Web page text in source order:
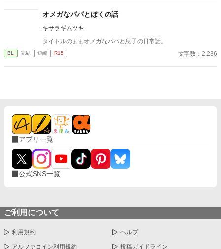
オメガなパパとぼくの話
キサラギムツキ
タイトルのままオメガなパパと息子の日常話。
BL 完結 短編 R15 文字数：2,236
アプリ一覧
公式SNS一覧
ご利用について
利用規約 ヘルプ
アルファコイン利用規約 投稿ガイドライン